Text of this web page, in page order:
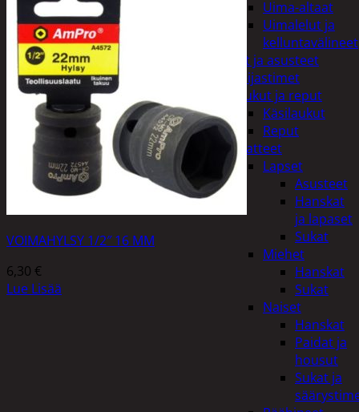
Uima-altaat
Uimalelut ja
kelluntavälineet
Vaatteet ja asusteet
Heijastimet
Laukut ja reput
Käsilaukut
Reput
Vaatteet
Lapset
Asusteet
Hanskat
ja lapaset
Sukat
Miehet
Hanskat
Sukat
Naiset
Hanskat
Paidat ja
housut
Sukat ja
VOIMAHYLSY 1/2″ 16 MM
6,30 €
Lue Lisää